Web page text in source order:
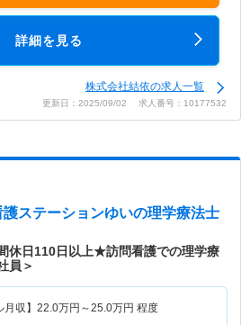
詳細を見る
株式会社結依の求人一覧
更新日：2025/09/02 求人番号：10177532
ステーションゆいの理学療法士
休日110日以上★訪問看護での理学療
員＞
月収】 22.0万円～25.0万円 程度